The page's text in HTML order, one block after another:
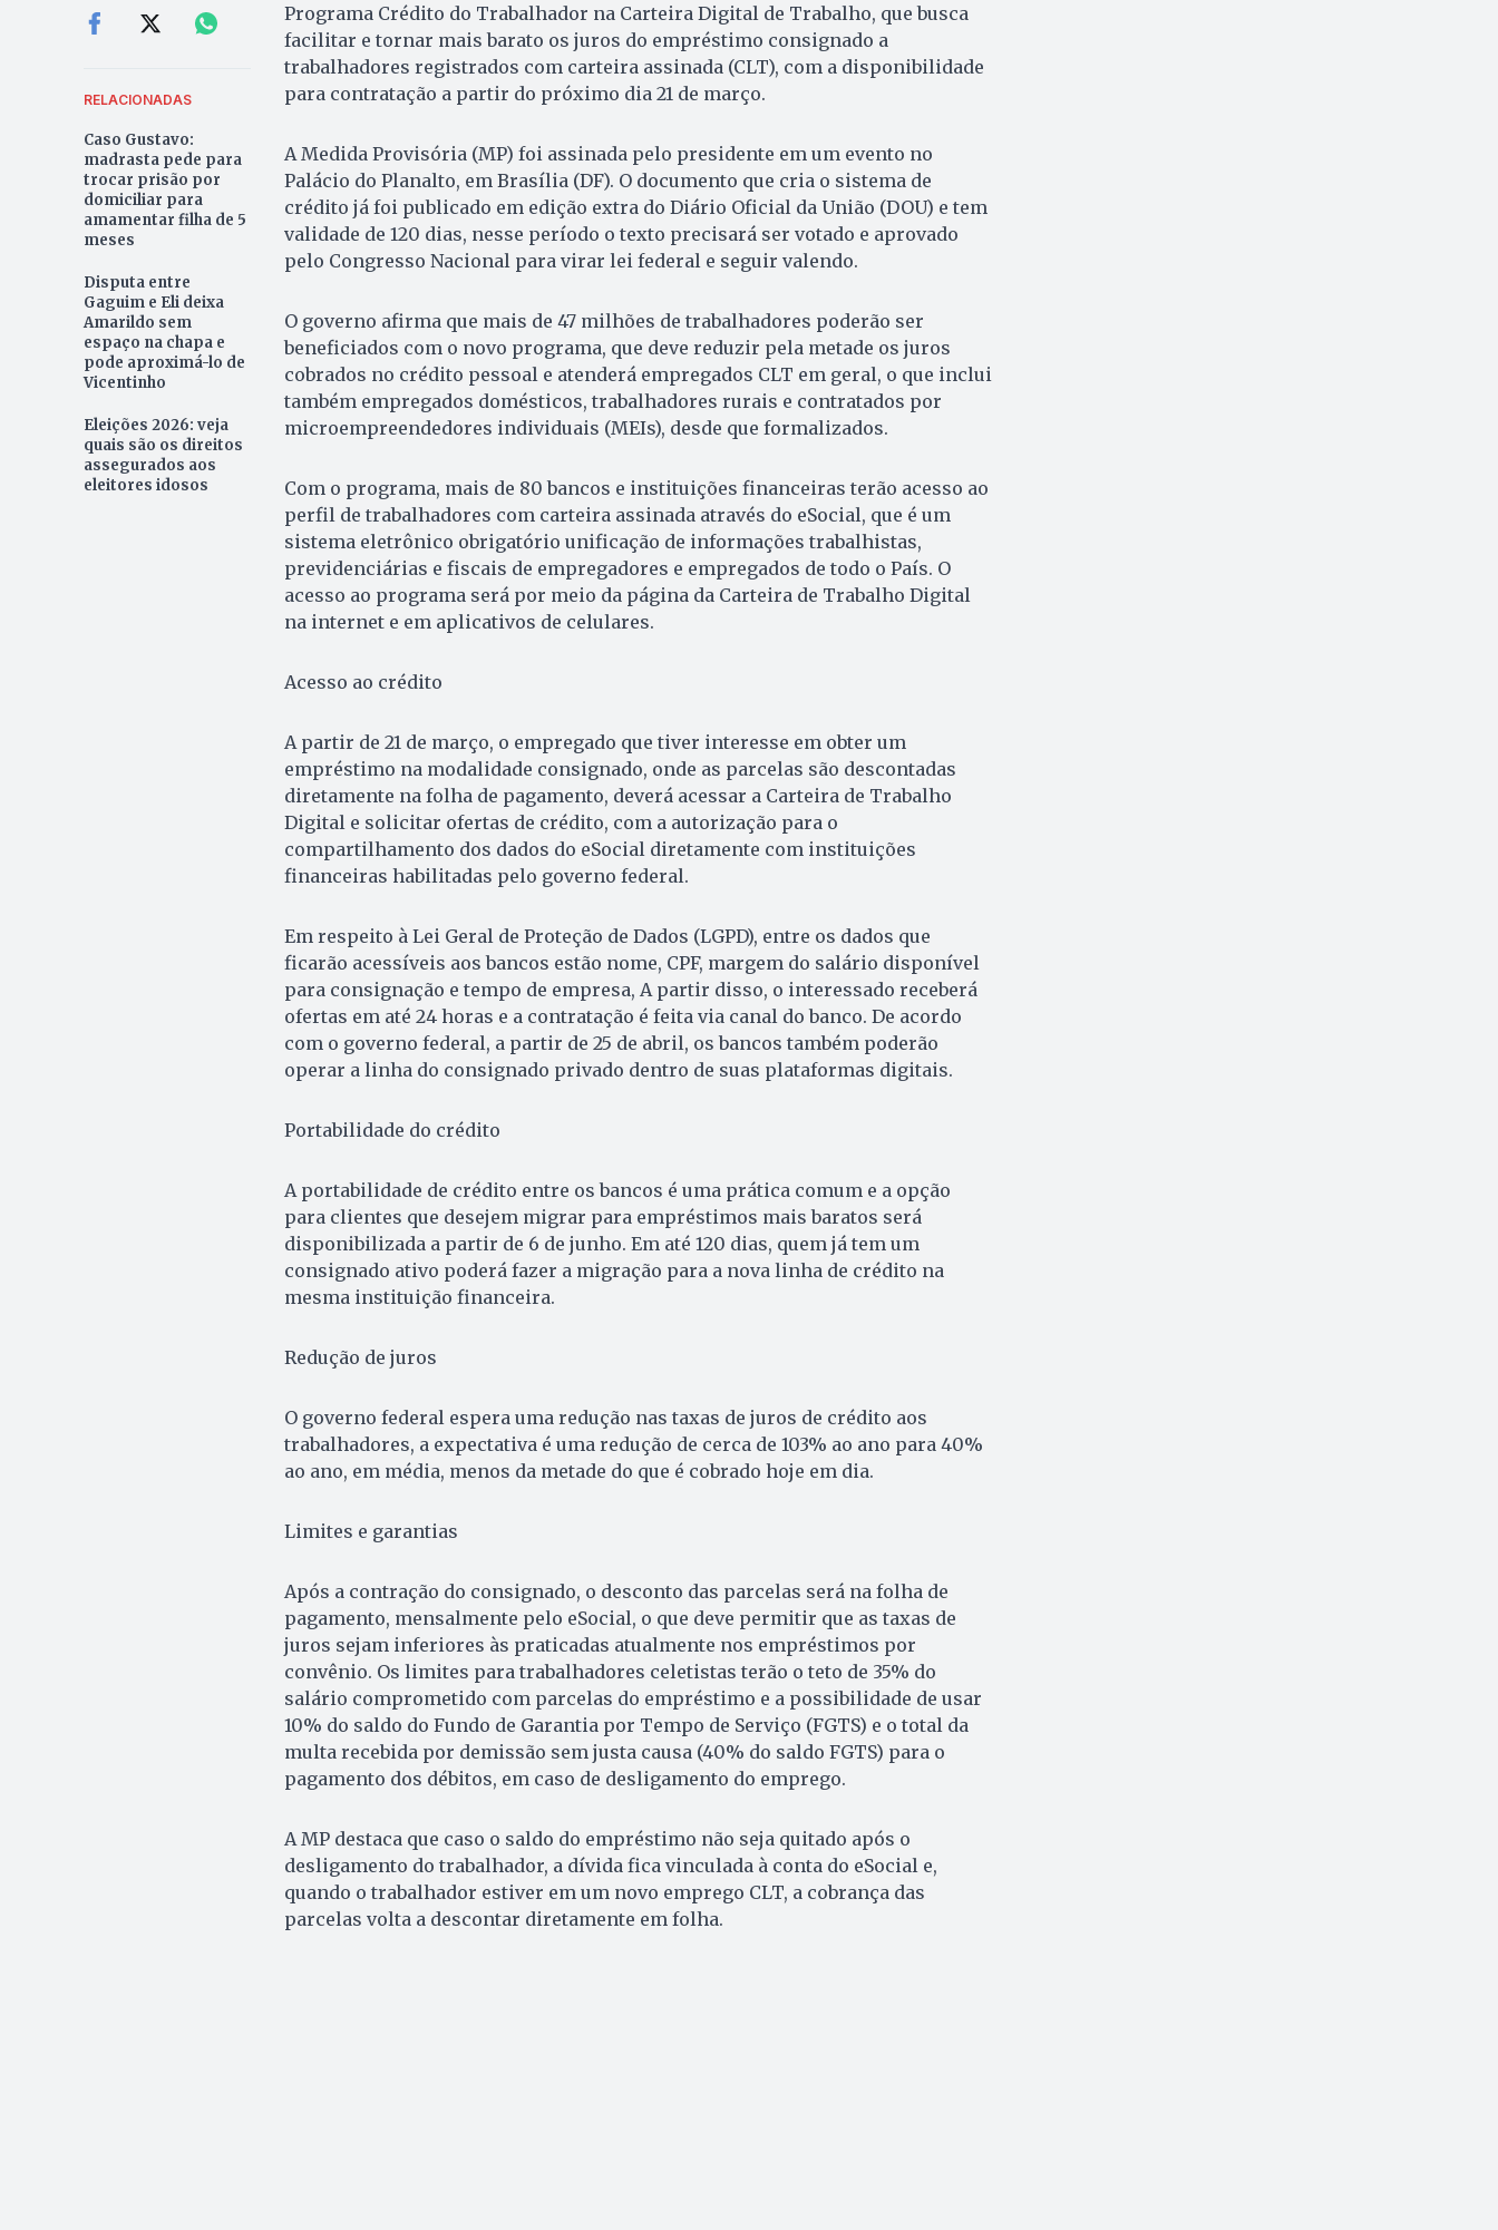
RELACIONADAS
Caso Gustavo:
madrasta pede para
trocar prisão por
domiciliar para
amamentar filha de 5
meses
Disputa entre
Gaguim e Eli deixa
Amarildo sem
espaço na chapa e
pode aproximá-lo de
Vicentinho
Eleições 2026: veja
quais são os direitos
assegurados aos
eleitores idosos
Programa Crédito do Trabalhador na Carteira Digital de Trabalho, que busca
facilitar e tornar mais barato os juros do empréstimo consignado a
trabalhadores registrados com carteira assinada (CLT), com a disponibilidade
para contratação a partir do próximo dia 21 de março.
A Medida Provisória (MP) foi assinada pelo presidente em um evento no
Palácio do Planalto, em Brasília (DF). O documento que cria o sistema de
crédito já foi publicado em edição extra do Diário Oficial da União (DOU) e tem
validade de 120 dias, nesse período o texto precisará ser votado e aprovado
pelo Congresso Nacional para virar lei federal e seguir valendo.
O governo afirma que mais de 47 milhões de trabalhadores poderão ser
beneficiados com o novo programa, que deve reduzir pela metade os juros
cobrados no crédito pessoal e atenderá empregados CLT em geral, o que inclui
também empregados domésticos, trabalhadores rurais e contratados por
microempreendedores individuais (MEIs), desde que formalizados.
Com o programa, mais de 80 bancos e instituições financeiras terão acesso ao
perfil de trabalhadores com carteira assinada através do eSocial, que é um
sistema eletrônico obrigatório unificação de informações trabalhistas,
previdenciárias e fiscais de empregadores e empregados de todo o País. O
acesso ao programa será por meio da página da Carteira de Trabalho Digital
na internet e em aplicativos de celulares.
Acesso ao crédito
A partir de 21 de março, o empregado que tiver interesse em obter um
empréstimo na modalidade consignado, onde as parcelas são descontadas
diretamente na folha de pagamento, deverá acessar a Carteira de Trabalho
Digital e solicitar ofertas de crédito, com a autorização para o
compartilhamento dos dados do eSocial diretamente com instituições
financeiras habilitadas pelo governo federal.
Em respeito à Lei Geral de Proteção de Dados (LGPD), entre os dados que
ficarão acessíveis aos bancos estão nome, CPF, margem do salário disponível
para consignação e tempo de empresa, A partir disso, o interessado receberá
ofertas em até 24 horas e a contratação é feita via canal do banco. De acordo
com o governo federal, a partir de 25 de abril, os bancos também poderão
operar a linha do consignado privado dentro de suas plataformas digitais.
Portabilidade do crédito
A portabilidade de crédito entre os bancos é uma prática comum e a opção
para clientes que desejem migrar para empréstimos mais baratos será
disponibilizada a partir de 6 de junho. Em até 120 dias, quem já tem um
consignado ativo poderá fazer a migração para a nova linha de crédito na
mesma instituição financeira.
Redução de juros
O governo federal espera uma redução nas taxas de juros de crédito aos
trabalhadores, a expectativa é uma redução de cerca de 103% ao ano para 40%
ao ano, em média, menos da metade do que é cobrado hoje em dia.
Limites e garantias
Após a contração do consignado, o desconto das parcelas será na folha de
pagamento, mensalmente pelo eSocial, o que deve permitir que as taxas de
juros sejam inferiores às praticadas atualmente nos empréstimos por
convênio. Os limites para trabalhadores celetistas terão o teto de 35% do
salário comprometido com parcelas do empréstimo e a possibilidade de usar
10% do saldo do Fundo de Garantia por Tempo de Serviço (FGTS) e o total da
multa recebida por demissão sem justa causa (40% do saldo FGTS) para o
pagamento dos débitos, em caso de desligamento do emprego.
A MP destaca que caso o saldo do empréstimo não seja quitado após o
desligamento do trabalhador, a dívida fica vinculada à conta do eSocial e,
quando o trabalhador estiver em um novo emprego CLT, a cobrança das
parcelas volta a descontar diretamente em folha.